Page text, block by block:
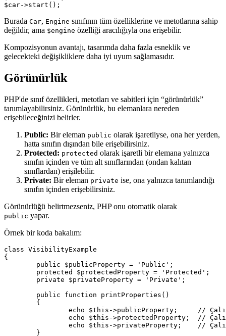
Burada Car, Engine sınıfının tüm özelliklerine ve metotlarına sahip
değildir, ama $engine özelliği aracılığıyla ona erişebilir.
Kompozisyonun avantajı, tasarımda daha fazla esneklik ve
gelecekteki değişikliklere daha iyi uyum sağlamasıdır.
Görünürlük
PHP'de sınıf özellikleri, metotları ve sabitleri için “görünürlük”
tanımlayabilirsiniz. Görünürlük, bu elemanlara nereden
erişebileceğinizi belirler.
Public: Bir eleman public olarak işaretliyse, ona her yerden,
hatta sınıfın dışından bile erişebilirsiniz.
Protected: protected olarak işaretli bir elemana yalnızca
sınıfın içinden ve tüm alt sınıflarından (ondan kalıtan
sınıflardan) erişilebilir.
Private: Bir eleman private ise, ona yalnızca tanımlandığı
sınıfın içinden erişebilirsiniz.
Görünürlüğü belirtmezseniz, PHP onu otomatik olarak
public yapar.
Örnek bir koda bakalım:
class VisibilityExample
{